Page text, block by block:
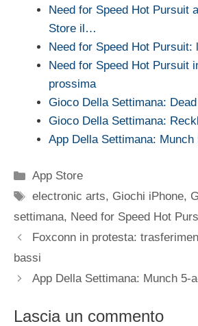
Need for Speed Hot Pursuit
Store il…
Need for Speed Hot Pursuit:
Need for Speed Hot Pursuit
prossima
Gioco Della Settimana:
Gioco Della Settimana:
App Della Settimana: Munch
Categorie
App Store
Tag
electronic arts, Giochi iPhone,
settimana, Need for Speed Hot
Foxconn in protesta:
bassi
App Della Settimana: Munch 5-
Lascia un commento